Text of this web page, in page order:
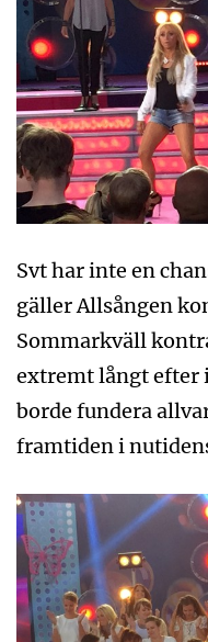
Svt har inte en
gäller Allsången
Sommarkväll
extremt långt efter
borde fundera
framtiden i